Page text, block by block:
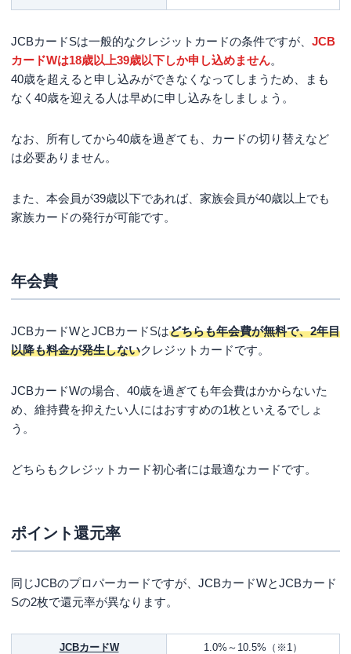
JCBカードSは一般的なクレジットカードの条件ですが、 JCB
カードWは18歳以上39歳以下しか申し込めません。
40歳を超えると申し込みができなくなってしまうため、まも
なく40歳を迎える人は早めに申し込みをしましょう。
なお、所有してから40歳を過ぎても、カードの切り替えなど
は必要ありません。
また、本会員が39歳以下であれば、家族会員が40歳以上でも
家族カードの発行が可能です。
年会費
JCBカードWとJCBカードSはどちらも年会費が無料で、2年目
以降も料金が発生しないクレジットカードです。
JCBカードWの場合、40歳を過ぎても年会費はかからないた
め、維持費を抑えたい人にはおすすめの1枚といえるでしょ
う。
どちらもクレジットカード初心者には最適なカードです。
ポイント還元率
同じJCBのプロパーカードですが、JCBカードWとJCBカード
Sの2枚で還元率が異なります。
JCBカードW 1.0%～10.5%（※1）